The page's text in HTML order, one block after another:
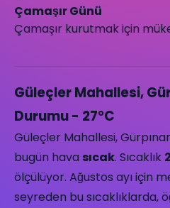
Çamaşır Günü
Çamaşır kurutmak için
Güleçler Mahallesi,
Durumu - 27°C
Güleçler Mahallesi,
bugün hava sıcak. Sıcaklık
ölçülüyor. Ağustos ayı için
seyreden bu sıcaklıklarda,